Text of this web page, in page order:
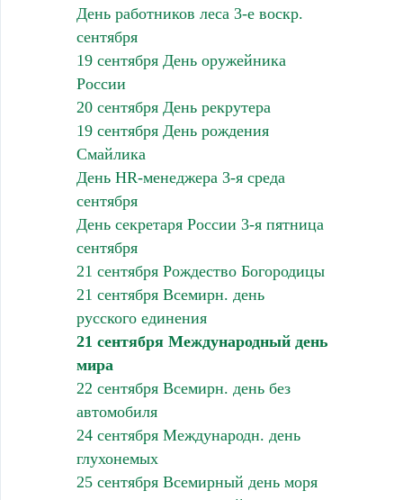
День работников леса 3-е воскр.
сентября
19 сентября День оружейника
России
20 сентября День рекрутера
19 сентября День рождения
Смайлика
День HR-менеджера 3-я среда
сентября
День секретаря России 3-я пятница
сентября
21 сентября Рождество Богородицы
21 сентября Всемирн. день
русского единения
21 сентября Международный день
мира
22 сентября Всемирн. день без
автомобиля
24 сентября Международн. день
глухонемых
25 сентября Всемирный день моря